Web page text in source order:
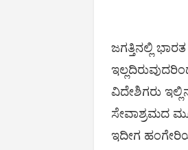
ಜಗತ್ತಿನಲ್ಲಿ
ವಿದೇಶಿಗರು
ಸೇವಾಶ್ರಮದ
ಇದೀಗ